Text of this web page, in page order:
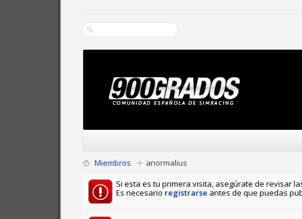
Miembros
anormalius
Si esta es tu primera visita, asegúrate de revisar
Es necesario registrarse antes de que puedas